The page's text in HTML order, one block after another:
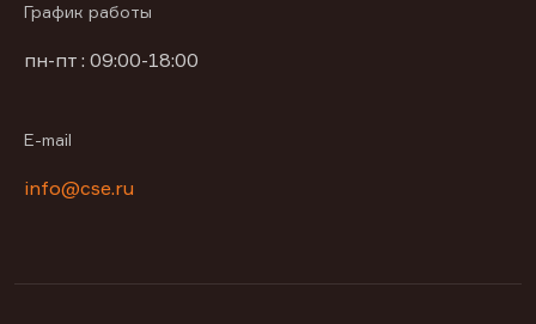
График работы
пн-пт : 09:00-18:00
E-mail
info@cse.ru